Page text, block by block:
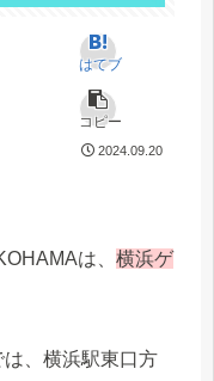
はてブ
コピー
2024.09.20
は、 横浜ゲ
、横浜駅東口方